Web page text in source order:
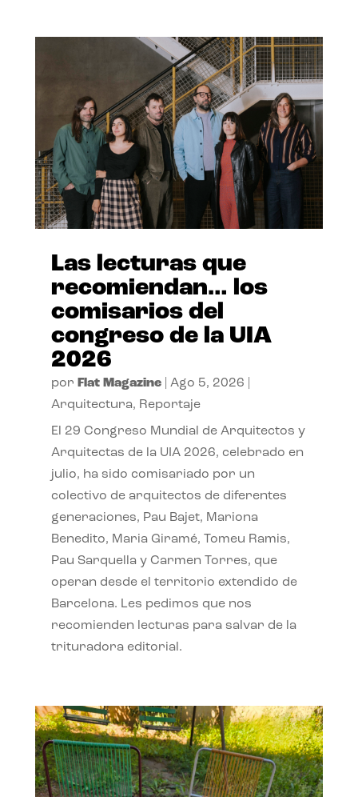
Las lecturas que
recomiendan… los
comisarios del
congreso de la UIA
2026
por Flat Magazine| Ago 5, 2026
Arquitectura, Reportaje
El 29 Congreso Mundial de Arquitectos y
Arquitectas de la UIA 2026, celebrado en
julio, ha sido comisariado por un
colectivo de arquitectos de diferentes
generaciones, Pau Bajet, Mariona
Benedito, Maria Giramé, Tomeu Ramis,
Pau Sarquella y Carmen Torres, que
operan desde el territorio extendido de
Barcelona. Les pedimos que nos
recomienden lecturas para salvar de la
trituradora editorial.